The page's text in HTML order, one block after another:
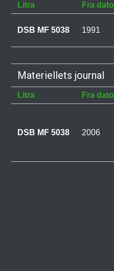
Litra Fra dato
DSB MF 5038 1991
Materiellets journal
Litra Fra dato
DSB MF 5038 2006